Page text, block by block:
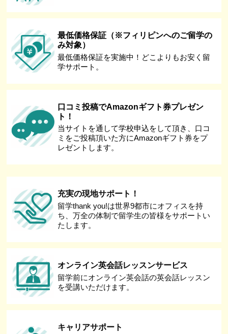
最低価格保証（※フィリピンへのご留学の
み対象）
最低価格保証を実施中！どこよりもお安く留
学サポート。
口コミ投稿でAmazonギフト券プレゼン
ト！
当サイトを通して学校申込をして頂き、口コ
ミをご投稿頂いた方にAmazonギフト券をプ
レゼントします。
充実の現地サポート！
留学thank you!は世界9都市にオフィスを持
ち、万全の体制で留学生の皆様をサポートい
たします。
オンライン英会話レッスンサービス
留学前にオンライン英会話の英会話レッスン
を受講いただけます。
キャリアサポート